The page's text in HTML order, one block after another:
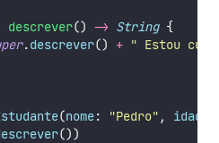
descrever() -> String {
.descrever() + " Estou
(nome: "Pedro" , idade
())